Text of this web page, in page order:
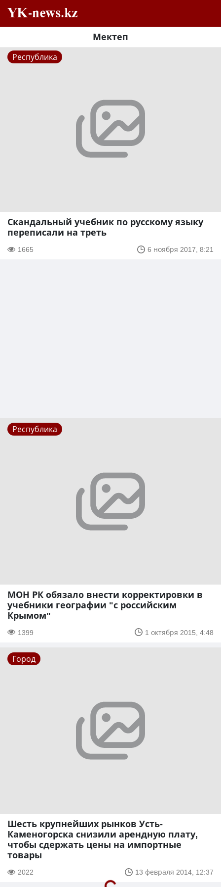
Мектеп
Республика
Скандальный учебник по русскому языку
переписали на треть
1665 6 ноября 2017, 8:21
Республика
МОН РК обязало внести корректировки в
учебники географии "с российским
Крымом"
1399 1 октября 2015, 4:48
Город
Шесть крупнейших рынков Усть-
Каменогорска снизили арендную плату,
чтобы сдержать цены на импортные
товары
2022 13 февраля 2014, 12:37